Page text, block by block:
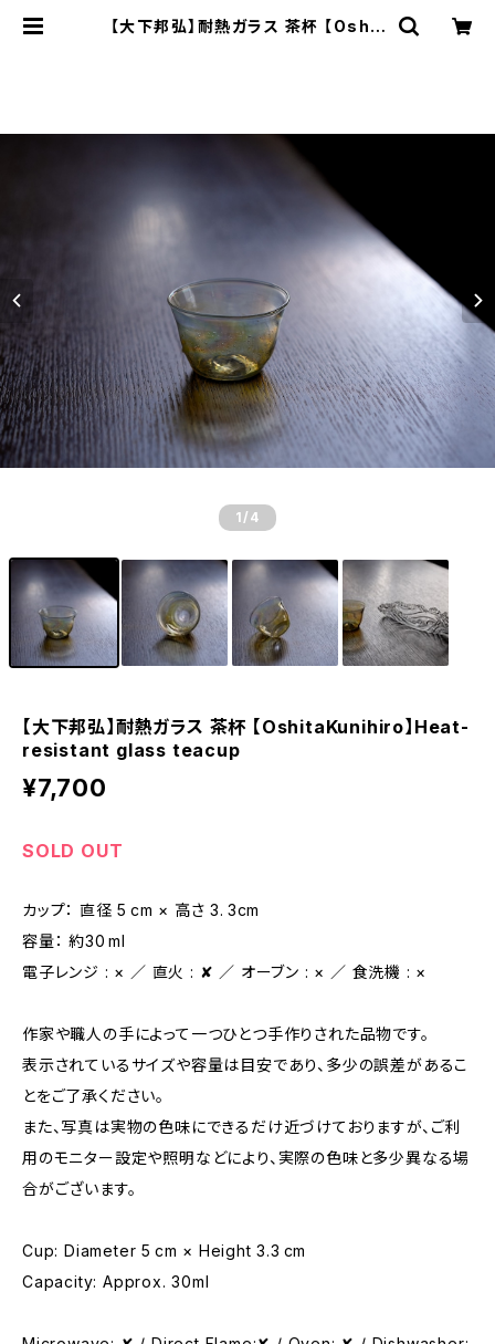
【大下邦弘】耐熱ガラス 茶杯 【Oshit
1 /4
【大下邦弘】耐熱ガラス 茶杯 【OshitaKunihiro】Heat-
resistant glass teacup
¥7,700
SOLD OUT
カップ： 直径 5 cm × 高さ 3. 3cm
容量： 約30 ml
電子レンジ : × ／ 直火 : ✘ ／ オーブン : × ／ 食洗機 : ×
作家や職人の手によって一つひとつ手作りされた品物です。
表示されているサイズや容量は目安であり、多少の誤差があるこ
とをご了承ください。
また、写真は実物の色味にできるだけ近づけておりますが、ご利
用のモニター設定や照明などにより、実際の色味と多少異なる場
合がございます。
Cup: Diameter 5 cm × Height 3.3 cm
Capacity: Approx. 30ml